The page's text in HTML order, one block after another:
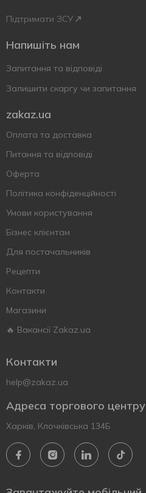
Підтримати ЗСУ
Напишіть нам
Запитання та відповіді
Залишити скаргу чи запитання
zakaz.ua
Оплата та доставка
Питання та відповіді
Оферта
Політика конфіденційності
Умови користування
Бізнес клієнтам
Для постачальників
Рецепти
Контакти
Магазини
🔥 Вакансії Zakaz.ua
Контакти
help@zakaz.ua
Адреса торгового центру
Харків, Клочківська 134Б